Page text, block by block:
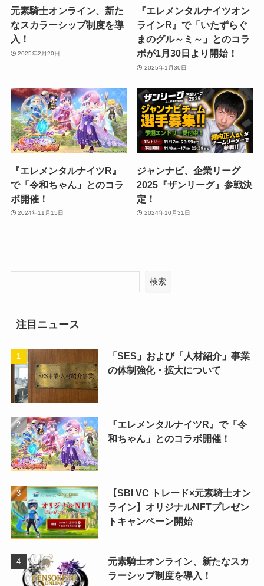
元素騎士オンライン、新た
なスカラーシップ制度を導
入！
2025年2月20日
『エレメンタルナイツオン
ラインR』で「いたずらぐ
まのグル～ミ～」とのコラ
ボが1月30日より開始！
2025年1月30日
『エレメンタルナイツR』
で「令和ちゃん」とのコラ
ボ開催！
2024年11月15日
ジャンナビ、企業リーグ
2025『ザンリーグ』参戦決
定！
2024年10月31日
検索
注目ニュース
「SES」および「人材紹介」事業
の体制強化・拡大について
『エレメンタルナイツR』で「令
和ちゃん」とのコラボ開催！
【SBI VC トレード×元素騎士オン
ライン】オリジナルNFTプレゼン
トキャンペーン開始
元素騎士オンライン、新たなスカ
ラーシップ制度を導入！